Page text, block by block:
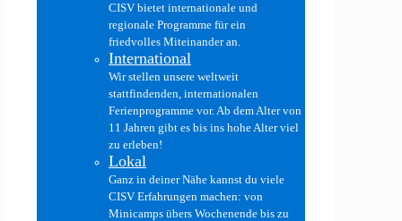
CISV bietet internationale und
regionale Programme für ein
friedvolles Miteinander an.
International
Wir stellen unsere weltweit
stattfindenden, internationalen
Ferienprogramme vor. Ab dem Alter von
11 Jahren gibt es bis ins hohe Alter viel
zu erleben!
Lokal
Ganz in deiner Nähe kannst du viele
CISV Erfahrungen machen: von
Minicamps übers Wochenende bis zu